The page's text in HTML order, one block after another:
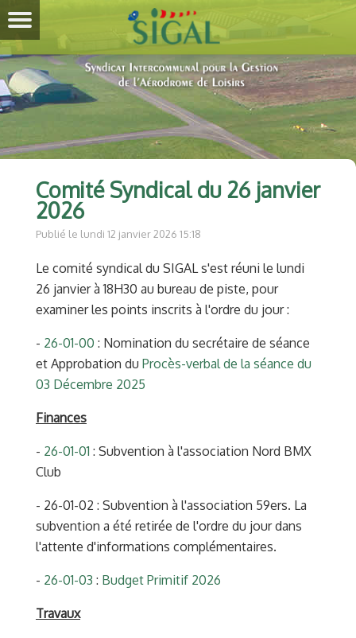
Comité Syndical du 26 janvier
2026
Publié le lundi 12 janvier 2026 15:18
Le comité syndical du SIGAL s'est réuni le lundi
26 janvier à 18H30 au bureau de piste, pour
examiner les points inscrits à l'ordre du jour :
- 26-01-00 : Nomination du secrétaire de séance
et Approbation du Procès-verbal de la séance du
03 Décembre 2025
Finances
- 26-01-01 : Subvention à l'association Nord BMX
Club
- 26-01-02 : Subvention à l'association 59ers. La
subvention a été retirée de l'ordre du jour dans
l'attente d'informations complémentaires.
- 26-01-03 : Budget Primitif 2026
Travaux